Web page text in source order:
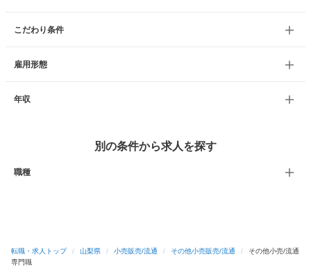
こだわり条件
雇用形態
年収
別の条件から求人を探す
職種
転職・求人トップ / 山梨県 / 小売販売/流通 / その他小売販売/流通 /
その他小売/流通
専門職